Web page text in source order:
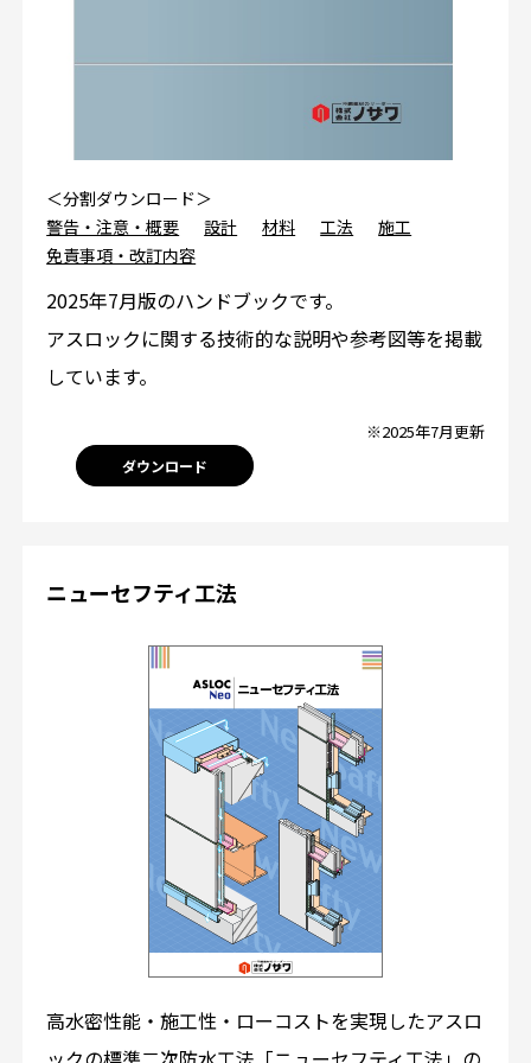
＜分割ダウンロード＞
警告・注意・概要
設計 材料 工法
施工
免責事項・改訂内容
2025年7月版のハンドブックです。
アスロックに関する技術的な説明や参考図等を掲載
しています。
※2025年7月更新
ダウンロード
ニューセフティ工法
高水密性能・施工性・ローコストを実現したアスロ